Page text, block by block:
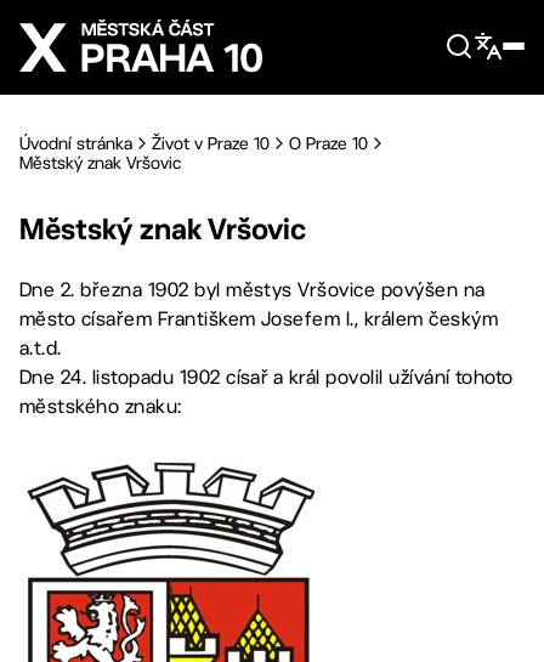
Přejít na hlavní obsah
Úvodní stránka Život v Praze 10
O Praze 10
Městský znak Vršovic
Městský znak Vršovic
Dne 2. března 1902 byl městys Vršovice povýšen na
město císařem Františkem Josefem I., králem českým
a.t.d.
Dne 24. listopadu 1902 císař a král povolil užívání tohoto
městského znaku: